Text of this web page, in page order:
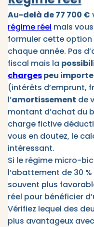
Au-delà de 77 700 €
régime réel mais
formuler cette
chaque année. Pas
fiscal mais la
chargespeu
(intérêts d’emprunt,
l’amortissement de
montant d’achat du
charge fictive
vous en doutez, le
intéressant.
Si le régime micro-
l’abattement de 30
souvent plus
réel pour bénéficier
Vérifiez lequel des
plus avantageux avec